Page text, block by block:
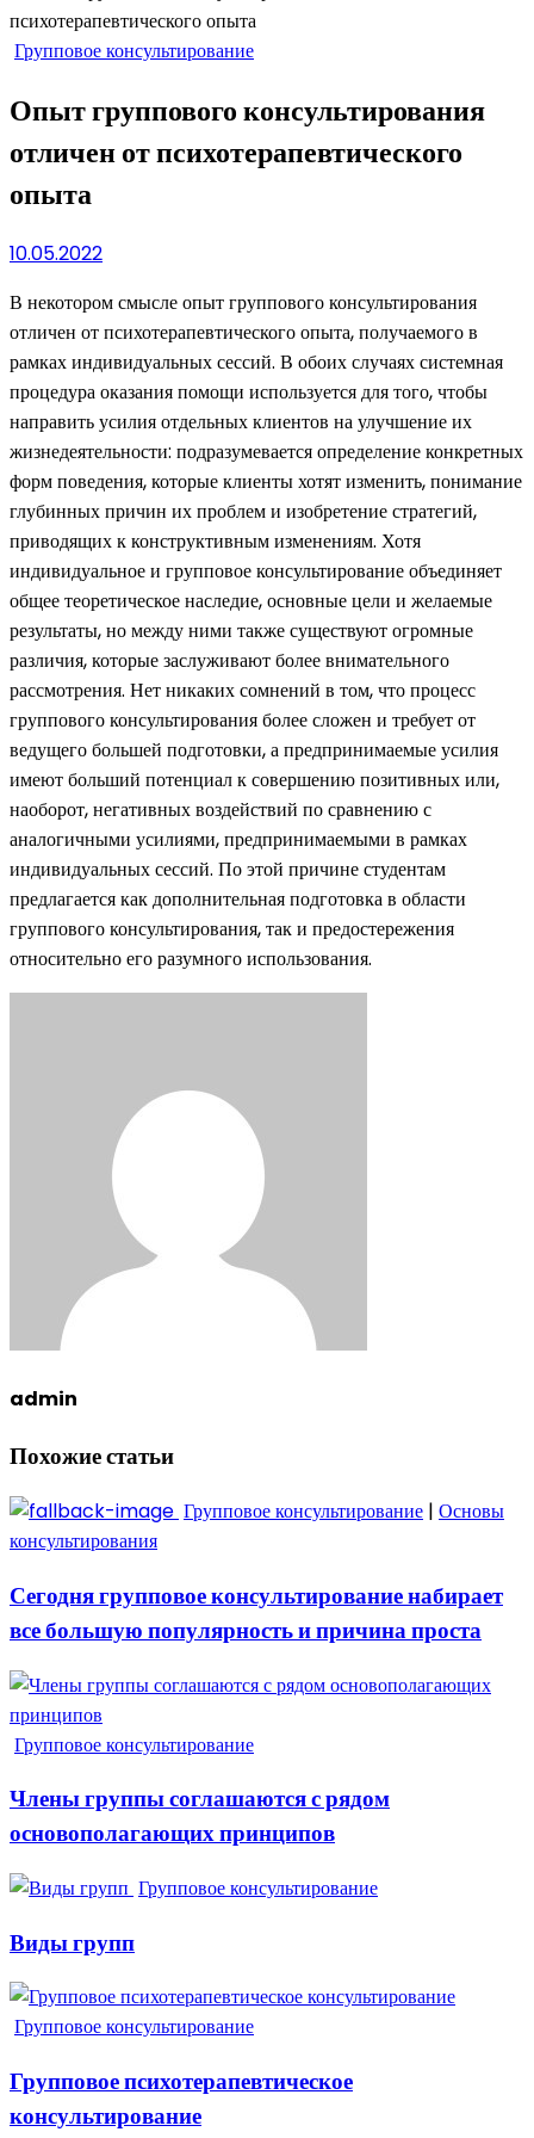
Групповое консультирование
Опыт группового консультирования
отличен от психотерапевтического
опыта
10.05.2022
В некотором смысле опыт группового консультирования
отличен от психотерапевтического опыта, получаемого в
рамках индивидуальных сессий. В обоих случаях системная
процедура оказания помощи используется для того, чтобы
направить усилия отдельных клиентов на улучшение их
жизнедеятельности: подразумевается определение конкретных
форм поведения, которые клиенты хотят изменить, понимание
глубинных причин их проблем и изобретение стратегий,
приводящих к конструктивным изменениям. Хотя
индивидуальное и групповое консультирование объединяет
общее теоретическое наследие, основные цели и желаемые
результаты, но между ними также существуют огромные
различия, которые заслуживают более внимательного
рассмотрения. Нет никаких сомнений в том, что процесс
группового консультирования более сложен и требует от
ведущего большей подготовки, а предпринимаемые усилия
имеют больший потенциал к совершению позитивных или,
наоборот, негативных воздействий по сравнению с
аналогичными усилиями, предпринимаемыми в рамках
индивидуальных сессий. По этой причине студентам
предлагается как дополнительная подготовка в области
группового консультирования, так и предостережения
относительно его разумного использования.
admin
Похожие статьи
Групповое консультирование | Основы
консультирования
Сегодня групповое консультирование набирает
все большую популярность и причина проста
Групповое консультирование
Члены группы соглашаются с рядом
основополагающих принципов
Групповое консультирование
Виды групп
Групповое консультирование
Групповое психотерапевтическое
консультирование